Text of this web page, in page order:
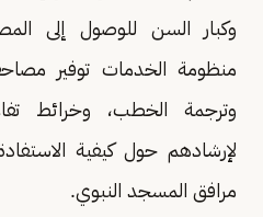
وكبار السن للوصول إلى
منظومة الخدمات توفير
وترجمة الخطب، وخرائط
لإرشادهم حول كيفية
مرافق المسجد النبوي.